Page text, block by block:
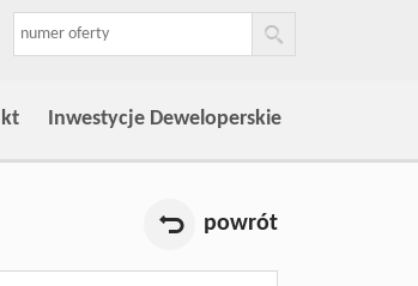
Inwestycje Deweloperskie
powrót